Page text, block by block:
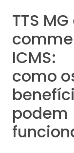
TTS
ICMS:
como
podem